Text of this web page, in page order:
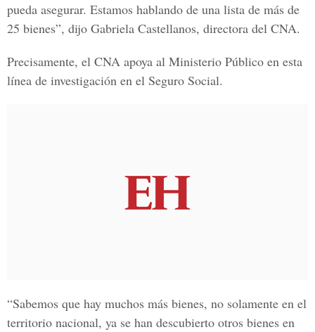
pueda asegurar. Estamos hablando de una lista de más de
25 bienes”, dijo Gabriela Castellanos, directora del CNA.
Precisamente, el CNA apoya al Ministerio Público en esta
línea de investigación en el Seguro Social.
“Sabemos que hay muchos más bienes, no solamente en el
territorio nacional, ya se han descubierto otros bienes en